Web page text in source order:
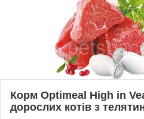
Корм Optimeal High in
дорослих котiв з